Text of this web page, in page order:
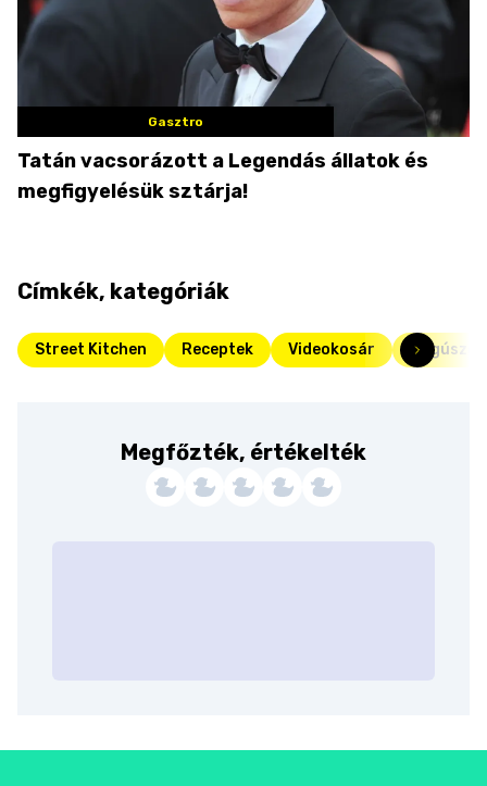
Gasztro
Tatán vacsorázott a Legendás állatok és
megfigyelésük sztárja!
Címkék, kategóriák
Street Kitchen Receptek Videokosár
Megfőzték, értékelték